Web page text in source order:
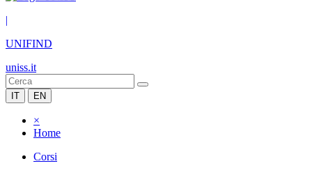
|
UNIFIND
uniss.it
IT EN
×
Home
Corsi